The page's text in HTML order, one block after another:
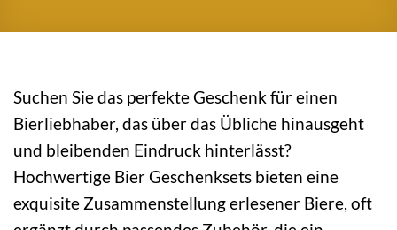
Suchen Sie das perfekte Geschenk für einen
Bierliebhaber, das über das Übliche hinausgeht
und bleibenden Eindruck hinterlässt?
Hochwertige Bier Geschenksets bieten eine
exquisite Zusammenstellung erlesener Biere, oft